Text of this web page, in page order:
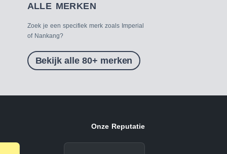
ALLE MERKEN
Zoek je een specifiek merk zoals Imperial
of Nankang?
Bekijk alle 80+ merken
Onze Reputatie